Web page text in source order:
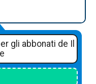
gli abbonati de Il